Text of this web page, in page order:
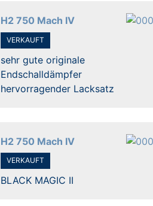
H2 750 Mach IV
VERKAUFT
sehr gute originale
Endschalldämpfer
hervorragender Lacksatz
H2 750 Mach IV
VERKAUFT
BLACK MAGIC II